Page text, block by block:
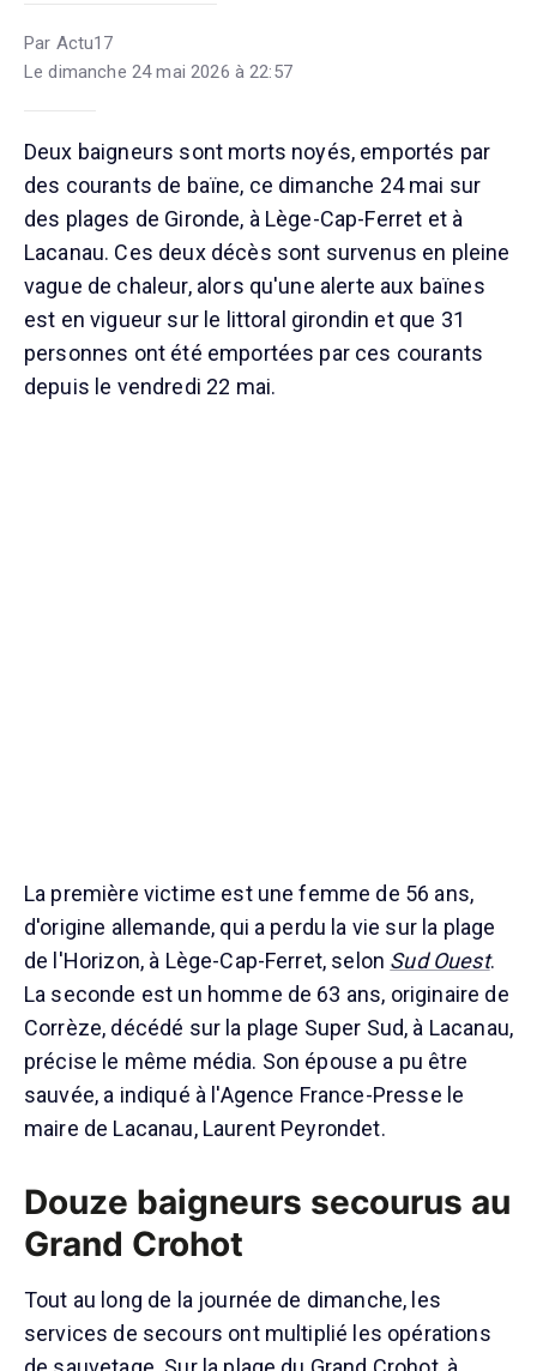
Par Actu17
Le dimanche 24 mai 2026 à 22:57
Deux baigneurs sont morts noyés, emportés par
des courants de baïne, ce dimanche 24 mai sur
des plages de Gironde, à Lège-Cap-Ferret et à
Lacanau. Ces deux décès sont survenus en pleine
vague de chaleur, alors qu'une alerte aux baïnes
est en vigueur sur le littoral girondin et que 31
personnes ont été emportées par ces courants
depuis le vendredi 22 mai.
La première victime est une femme de 56 ans,
d'origine allemande, qui a perdu la vie sur la plage
de l'Horizon, à Lège-Cap-Ferret, selon Sud Ouest.
La seconde est un homme de 63 ans, originaire de
Corrèze, décédé sur la plage Super Sud, à Lacanau,
précise le même média. Son épouse a pu être
sauvée, a indiqué à l'Agence France-Presse le
maire de Lacanau, Laurent Peyrondet.
Douze baigneurs secourus au
Grand Crohot
Tout au long de la journée de dimanche, les
services de secours ont multiplié les opérations